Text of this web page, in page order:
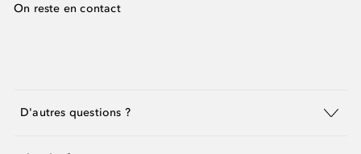
On reste en contact
D'autres questions ?